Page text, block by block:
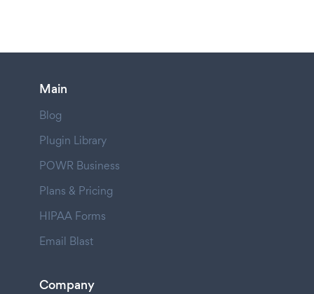
Main
Blog
Plugin Library
POWR Business
Plans & Pricing
HIPAA Forms
Email Blast
Company